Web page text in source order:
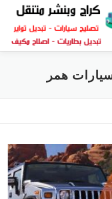
قطع غيار
همر